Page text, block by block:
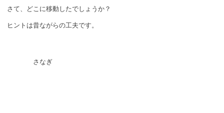
活動支援
一般の方
さて、どこに移動したでしょうか？
ヒントは昔ながらの工夫です。
さなぎ